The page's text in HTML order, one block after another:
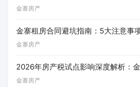
金寨房产
金寨租房合同避坑指南：5大注意事
金寨房产
2026年房产税试点影响深度解析：
金寨房产